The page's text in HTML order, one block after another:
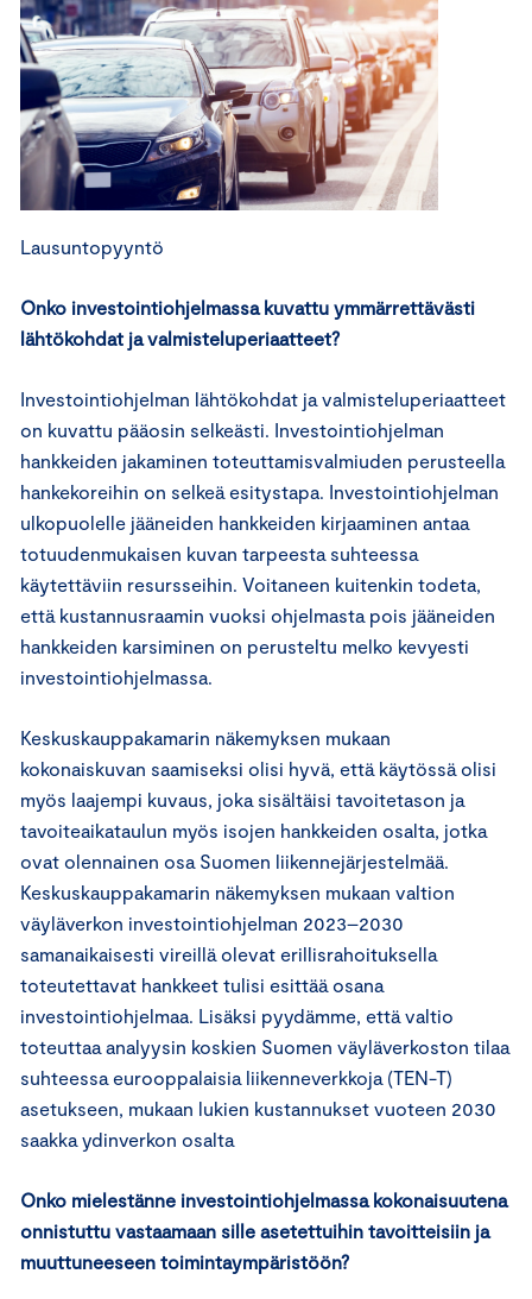
Lausuntopyyntö
Onko investointiohjelmassa kuvattu ymmärrettävästi
lähtökohdat ja valmisteluperiaatteet?
Investointiohjelman lähtökohdat ja valmisteluperiaatteet
on kuvattu pääosin selkeästi. Investointiohjelman
hankkeiden jakaminen toteuttamisvalmiuden perusteella
hankekoreihin on selkeä esitystapa. Investointiohjelman
ulkopuolelle jääneiden hankkeiden kirjaaminen antaa
totuudenmukaisen kuvan tarpeesta suhteessa
käytettäviin resursseihin. Voitaneen kuitenkin todeta,
että kustannusraamin vuoksi ohjelmasta pois jääneiden
hankkeiden karsiminen on perusteltu melko kevyesti
investointiohjelmassa.
Keskuskauppakamarin näkemyksen mukaan
kokonaiskuvan saamiseksi olisi hyvä, että käytössä olisi
myös laajempi kuvaus, joka sisältäisi tavoitetason ja
tavoiteaikataulun myös isojen hankkeiden osalta, jotka
ovat olennainen osa Suomen liikennejärjestelmää.
Keskuskauppakamarin näkemyksen mukaan valtion
väyläverkon investointiohjelman 2023–2030
samanaikaisesti vireillä olevat erillisrahoituksella
toteutettavat hankkeet tulisi esittää osana
investointiohjelmaa. Lisäksi pyydämme, että valtio
toteuttaa analyysin koskien Suomen väyläverkoston tilaa
suhteessa eurooppalaisia liikenneverkkoja (TEN-T)
asetukseen, mukaan lukien kustannukset vuoteen 2030
saakka ydinverkon osalta
Onko mielestänne investointiohjelmassa kokonaisuutena
onnistuttu vastaamaan sille asetettuihin tavoitteisiin ja
muuttuneeseen toimintaympäristöön?